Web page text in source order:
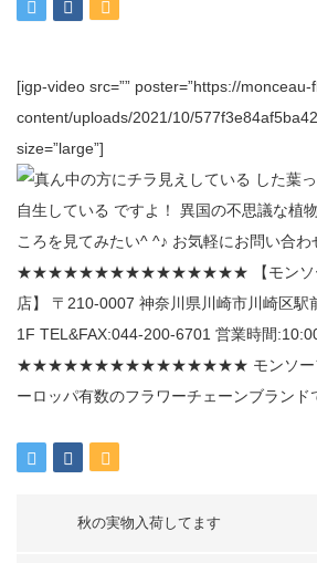
[igp-video src=”” poster=”https://
content/uploads/2021/10/
size=”large”]
秋の実物入荷してます